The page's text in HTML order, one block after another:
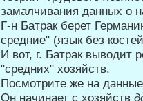
замалчива­ния данных о
Г-н Батрак берет
сред­ние" (язык без
И вот, г. Батрак выводит
"средних" хозяйств.
Посмотрите же на
Он начинает с хозяйств